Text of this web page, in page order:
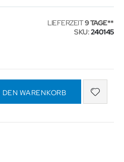
LIEFERZEIT9 TAGE
SKU 240145
DEN WARENKORB